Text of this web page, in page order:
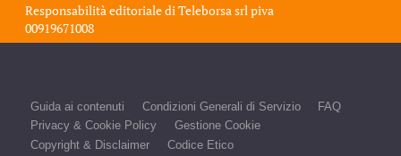
Responsabilità editoriale diTeleborsa srl piva
00919671008
Guida ai contenuti Condizioni Generali di Servizio
FAQ
Privacy & Cookie Policy
Gestione Cookie
Copyright & Disclaimer
Codice Etico